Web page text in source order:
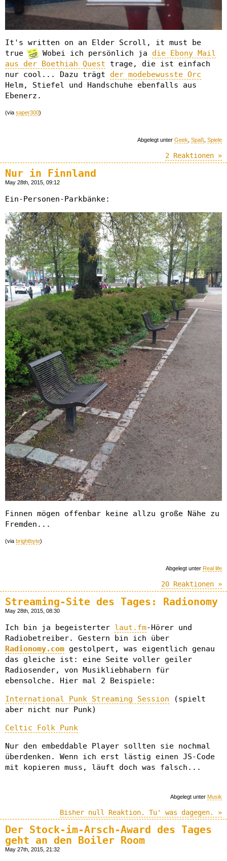
It's written on an Elder Scroll, it must be
true
Wobei ich persönlich ja die Ebony Mail
aus der Boethiah Quest trage, die ist einfach
nur cool... Dazu trägt der modebewusste Orc
Helm, Stiefel und Handschuhe ebenfalls aus
Ebenerz.
(via saper300)
Abgelegt unter Geek Spaß Spiele
2 Reaktionen »
Nur in Finnland
May 28th, 2015, 09:12
Ein-Personen-Parkbänke:
Finnen mögen offenbar keine allzu große Nähe zu
Fremden...
(via brightbyte)
Abgelegt unter Real life
20 Reaktionen »
Streaming-Site des Tages: Radionomy
May 28th, 2015, 08:30
Ich bin ja begeisterter laut.fm-Hörer und
Radiobetreiber. Gestern bin ich über
Radionomy.com gestolpert, was eigentlich genau
das gleiche ist: eine Seite voller geiler
Radiosender, von Musikliebhabern für
ebensolche. Hier mal 2 Beispiele:
International Punk Streaming Session (spielt
aber nicht nur Punk)
Celtic Folk Punk
Nur den embeddable Player sollten sie nochmal
überdenken. Wenn ich erst lästig einen JS-Code
mit kopieren muss, läuft doch was falsch...
Abgelegt unter Musik
Bisher null Reaktion. Tu' was dagegen. »
Der Stock-im-Arsch-Award des Tages
geht an den Boiler Room
May 27th, 2015, 21:32